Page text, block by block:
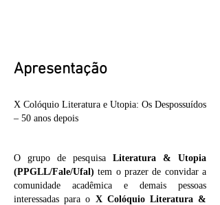
Apresentação
X Colóquio Literatura e Utopia: Os Despossuídos
– 50 anos depois
O grupo de pesquisa Literatura & Utopia
(PPGLL/Fale/Ufal) tem o prazer de convidar a
comunidade acadêmica e demais pessoas
interessadas para o X Colóquio Literatura &